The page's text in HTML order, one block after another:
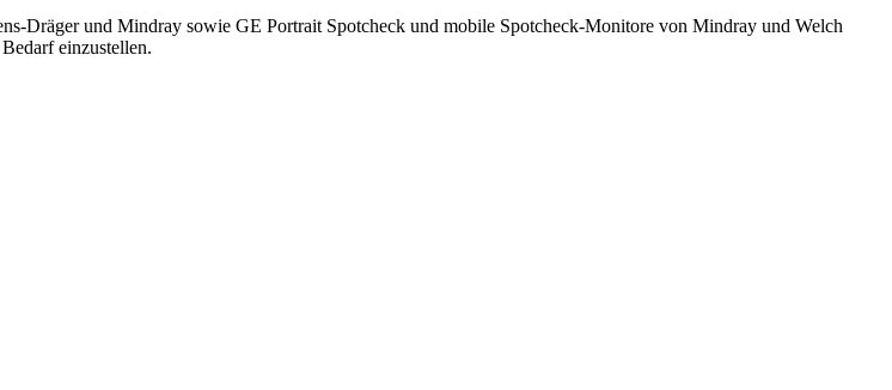
Dräger und Mindray sowie GE Portrait Spotcheck und mobile Spotcheck-Monitore von Mindray und Welch
einzustellen.